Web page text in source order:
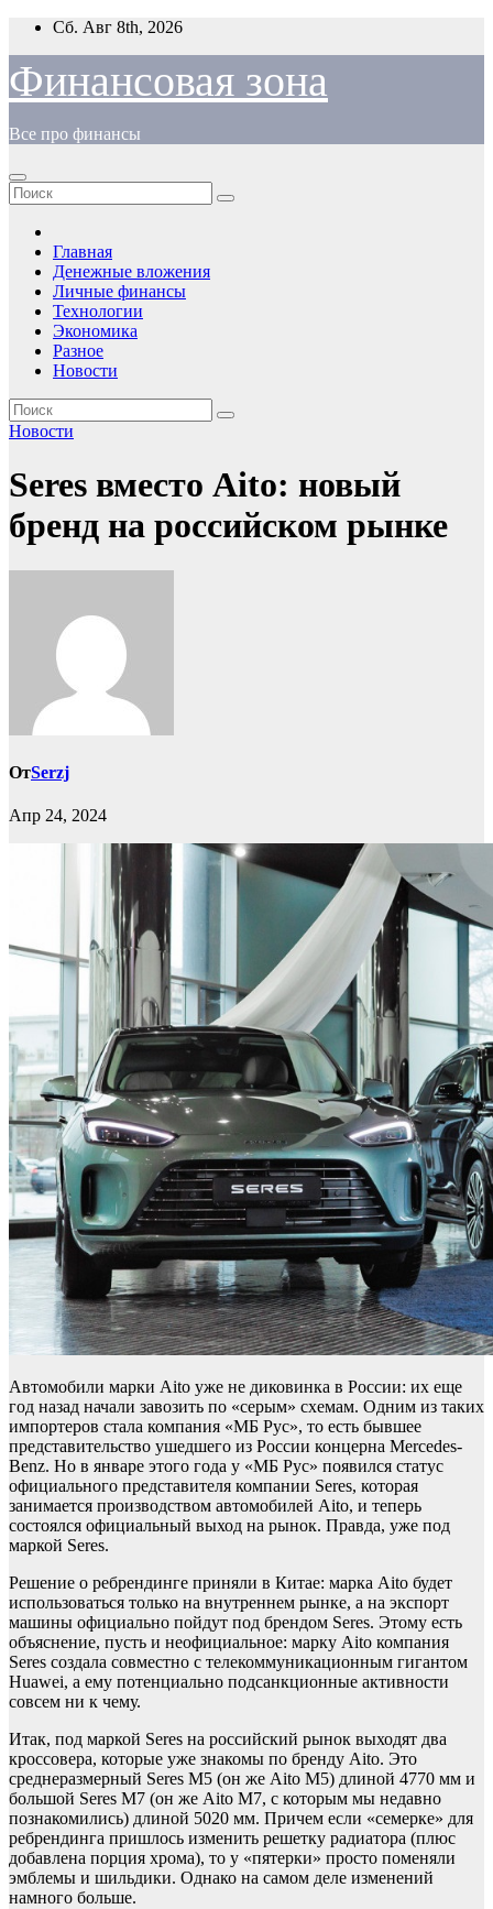
Перейти
содержимому
Сб. Авг 8th, 2026
Финансовая зона
Все про финансы
Главная
Денежные вложения
Личные финансы
Технологии
Экономика
Разное
Новости
Новости
Seres вместо Aito: новый
бренд на российском рынке
ОтSerzj
Апр 24, 2024
Автомобили марки Aito уже не диковинка в России: их еще
год назад начали завозить по «серым» схемам. Одним из таких
импортеров стала компания «МБ Рус», то есть бывшее
представительство ушедшего из России концерна Mercedes-
Benz. Но в январе этого года у «МБ Рус» появился статус
официального представителя компании Seres, которая
занимается производством автомобилей Aito, и теперь
состоялся официальный выход на рынок. Правда, уже под
маркой Seres.
Решение о ребрендинге приняли в Китае: марка Aito будет
использоваться только на внутреннем рынке, а на экспорт
машины официально пойдут под брендом Seres. Этому есть
объяснение, пусть и неофициальное: марку Aito компания
Seres создала совместно с телекоммуникационным гигантом
Huawei, а ему потенциально подсанкционные активности
совсем ни к чему.
Итак, под маркой Seres на российский рынок выходят два
кроссовера, которые уже знакомы по бренду Aito. Это
среднеразмерный Seres M5 (он же Aito M5) длиной 4770 мм и
большой Seres M7 (он же Aito M7, с которым мы недавно
познакомились) длиной 5020 мм. Причем если «семерке» для
ребрендинга пришлось изменить решетку радиатора (плюс
добавлена порция хрома), то у «пятерки» просто поменяли
эмблемы и шильдики. Однако на самом деле изменений
намного больше.